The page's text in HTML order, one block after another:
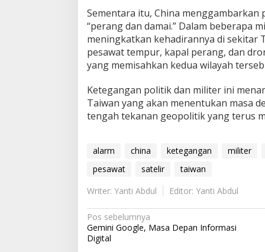
Sementara itu, China
“perang dan damai.” Dalam beberapa
meningkatkan kehadirannya di sekitar
pesawat tempur, kapal perang, dan
yang memisahkan kedua wilayah
Ketegangan politik dan militer ini
Taiwan yang akan menentukan masa
tengah tekanan geopolitik yang terus
alarm china ketegangan militer
pesawat
satelir
taiwan
Writer: Yanti Abdul
Editor: Yanti Abdul
N
a
Pos sebelumnya
Gemini Google, Masa Depan Informasi
Digital